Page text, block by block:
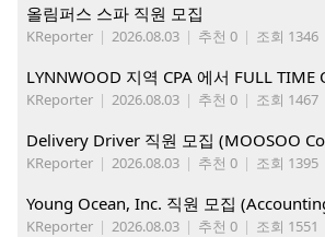
올림퍼스 스파 직원 모집
KReporter | 2026.08.03 | 추천 0 | 조회 1346
KReporter | 2026.08.03 | 추천 0 | 조회 1467
Delivery Driver 직원 모집 (MOOSOO
KReporter | 2026.08.03 | 추천 0 | 조회 1395
KReporter | 2026.08.03 | 추천 0 | 조회 1551